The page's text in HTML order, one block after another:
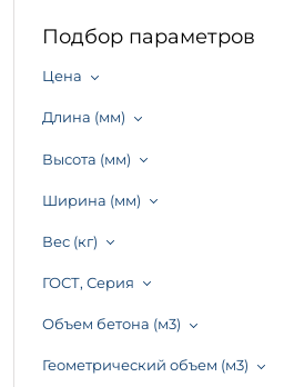
Подбор параметров
Цена
Длина (мм)
Высота (мм)
Ширина (мм)
Вес (кг)
ГОСТ, Серия
Объем бетона (м3)
Геометрический объем (м3)